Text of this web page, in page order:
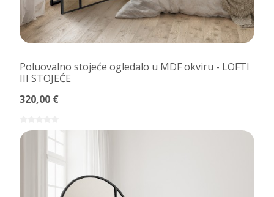
Poluovalno stojeće ogledalo u MDF okviru - LOFTI
III STOJEĆE
320,00 €